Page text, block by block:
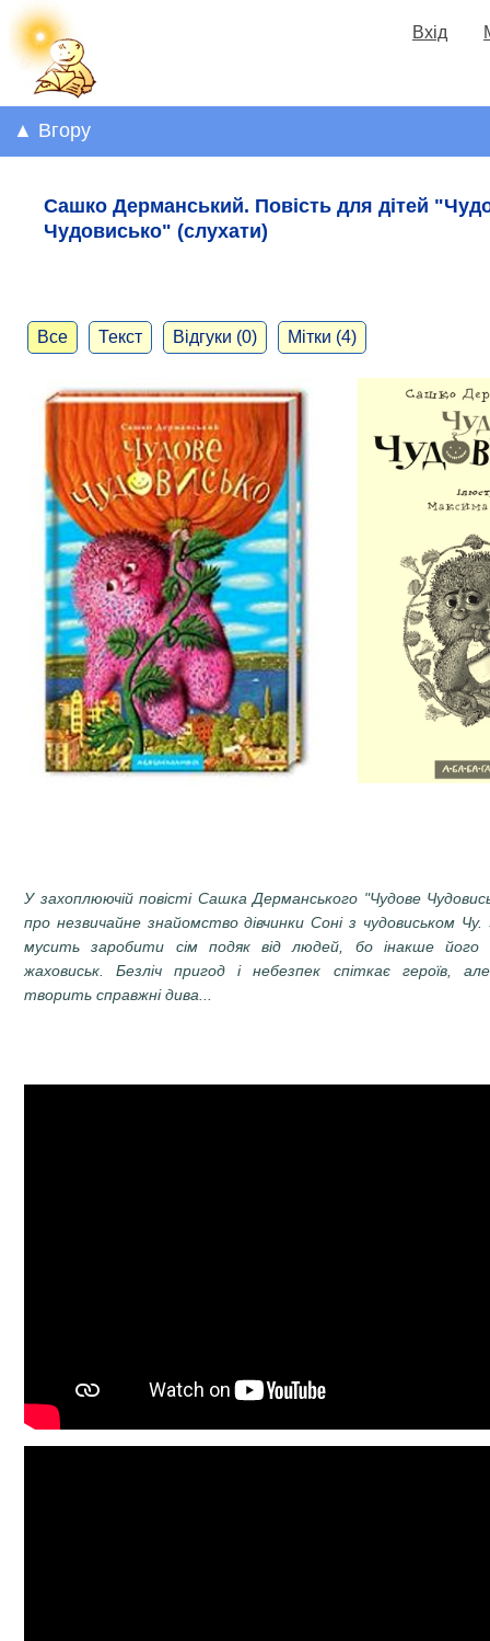
Вхід
▲ Вгору
Сашко Дерманський. Повість для дітей
Чудовисько" (слухати)
Все Текст Відгуки (0) Мітки (4)
У захоплюючій повісті Сашка Дерманського "Чудове
про незвичайне знайомство дівчинки Соні з чудовиськом Чу.
мусить заробити сім подяк від людей, бо інакше його
жаховиськ. Безліч пригод і небезпек спіткає героїв,
творить справжні дива...